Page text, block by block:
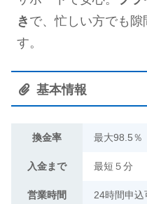
き で、忙しい方でも
す。
基本情報
換金率 最大98.5％
入金まで 最短５分
営業時間 24時間申込